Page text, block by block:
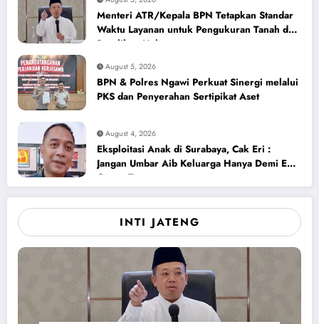
Menteri ATR/Kepala BPN Tetapkan Standar
Waktu Layanan untuk Pengukuran Tanah dan
Peralihan Hak
August 5, 2026
BPN & Polres Ngawi Perkuat Sinergi melalui
PKS dan Penyerahan Sertipikat Aset
August 4, 2026
Eksploitasi Anak di Surabaya, Cak Eri :
Jangan Umbar Aib Keluarga Hanya Demi Ego
Orang Tua
INTI JATENG